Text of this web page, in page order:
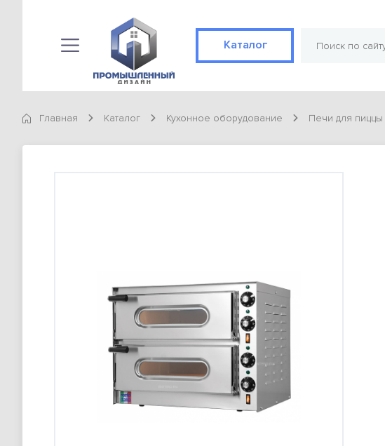
Каталог
Каталог
Готовые решения
Конвекционная печь Abat КЭП-4П
98 900 тг
Конвекционная печь Abat КЭП-4П
98 900 тг
Конвекционная печь Abat КЭП-4П
Главная Каталог Кухонное оборудование Печи для пиццы